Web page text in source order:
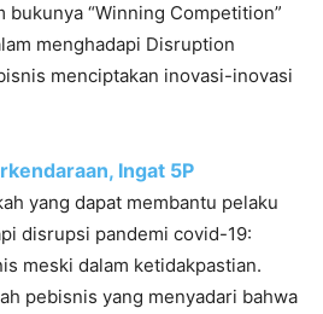
bukunya “Winning Competition”
menghadapi Disruption
menciptakan inovasi-inovasi
Ingat 5P
yang dapat membantu pelaku
disrupsi pandemi covid-19:
meski dalam ketidakpastian.
pebisnis yang menyadari bahwa